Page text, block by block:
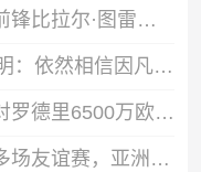
官方：帕尔马租借亚特兰大前锋比拉尔·图雷，租期至2027年6月
支持者+1！委内瑞拉足协声明：依然相信因凡蒂诺有能力领导FIFA
每体：巴萨认为曼城会接受对罗德里6500万欧报价，双方分歧并不大
奥莱报：阿根廷队计划进行多场友谊赛，亚洲是主要考虑的目的地